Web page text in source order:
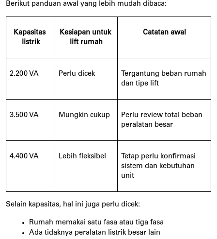
Berikut panduan awal yang lebih mudah dibaca:
Kapasitas
listrik
Kesiapan untuk
lift rumah
Catatan awal
2.200 VA Perlu dicek
Tergantung beban rumah
dan tipe lift
3.500 VA Mungkin cukup
Perlu review total beban
peralatan besar
4.400 VA Lebih fleksibel
Tetap perlu konfirmasi
sistem dan kebutuhan
unit
Selain kapasitas, hal ini juga perlu dicek:
Rumah memakai satu fasa atau tiga fasa
Ada tidaknya peralatan listrik besar lain